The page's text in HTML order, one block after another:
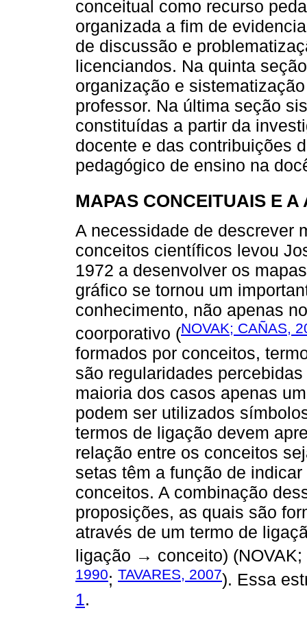
conceitual como recurso
organizada a fim de
de discussão e
licenciandos. Na quinta
organização e
professor. Na última seção
constituídas a partir da
docente e das contribuições
pedagógico de ensino na
MAPAS CONCEITUAIS E
A necessidade de descrever
conceitos científicos levou
1972 a desenvolver os
gráfico se tornou um
conhecimento, não apenas
coorporativo (NOVAK; CAÑAS,
formados por conceitos,
são regularidades
maioria dos casos apenas
podem ser utilizados
termos de ligação devem
relação entre os conceitos
setas têm a função de
conceitos. A combinação
proposições, as quais são
através de um termo de
ligação → conceito)
1990; TAVARES, 2007). Essa
1.